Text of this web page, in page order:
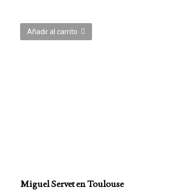
Añadir al carrito
Miguel Servet en Toulouse